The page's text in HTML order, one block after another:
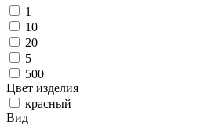
1
10
20
5
500
Цвет изделия
красный
Вид